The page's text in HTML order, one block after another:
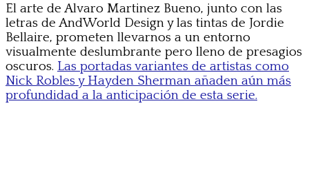
El arte de Alvaro Martinez Bueno, junto con las
letras de AndWorld Design y las tintas de Jordie
Bellaire, prometen llevarnos a un entorno
visualmente deslumbrante pero lleno de presagios
oscuros. Las portadas variantes de artistas como
Nick Robles y Hayden Sherman añaden aún más
profundidad a la anticipación de esta serie.